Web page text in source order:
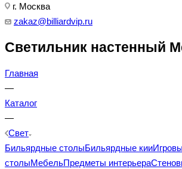
г. Москва
zakaz@billiardvip.ru
Светильник настенный
Главная
—
Каталог
—
Свет
Бильярдные столыБильярдные кии
столыМебельПредметы интерьера